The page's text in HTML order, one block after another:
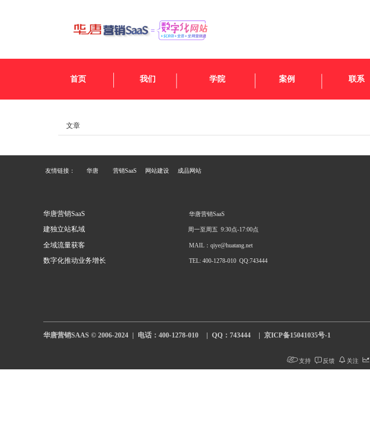
首页 我们 学院 案例 联系
文章
华唐营销SaaS
建独立站私域
全域流量获客
数字化推动业务增长
华唐营销SAAS © 2006-2024  |  电话：400-1278-010    |  QQ：743444    | 京ICP备15041035号-1
周一至周五  9:30点-17:00点
MAIL：qiye@huatang.net
TEL: 400-1278-010  QQ:743444
华唐营销SaaS
友情链接： 华唐 营销SaaS 网站建设 成品网站
支持 反馈 关注